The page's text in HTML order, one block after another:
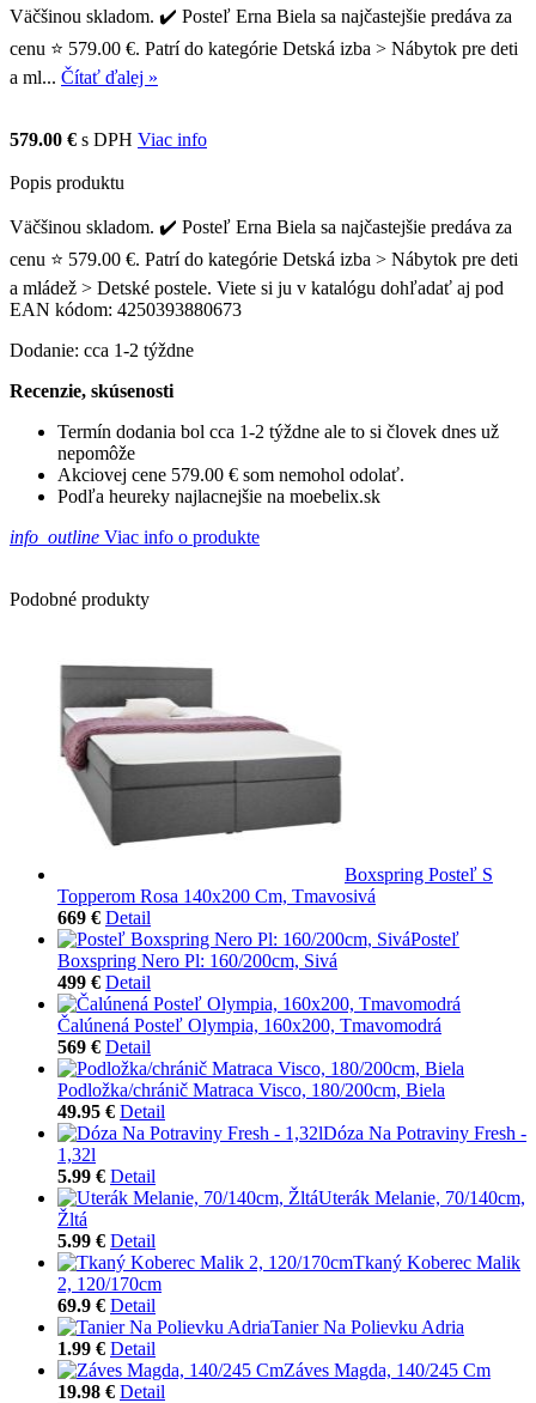
Väčšinou skladom. ✔️ Posteľ Erna Biela sa najčastejšie predáva za
cenu ⭐ 579.00 €. Patrí do kategórie Detská izba > Nábytok pre deti
a ml... Čítať ďalej »
579.00 € s DPH Viac info
Popis produktu
Väčšinou skladom. ✔️ Posteľ Erna Biela sa najčastejšie predáva za
cenu ⭐ 579.00 €. Patrí do kategórie Detská izba > Nábytok pre deti
a mládež > Detské postele. Viete si ju v katalógu dohľadať aj pod
EAN kódom: 4250393880673
Dodanie: cca 1-2 týždne
Recenzie, skúsenosti
Termín dodania bol cca 1-2 týždne ale to si človek dnes už
nepomôže
Akciovej cene 579.00 € som nemohol odolať.
Podľa heureky najlacnejšie na moebelix.sk
info_outline Viac info o produkte
Podobné produkty
Boxspring Posteľ S
Topperom Rosa 140x200 Cm, Tmavosivá
669 € Detail
Posteľ
Boxspring Nero Pl: 160/200cm, Sivá
499 € Detail
Čalúnená Posteľ Olympia, 160x200, Tmavomodrá
569 € Detail
Podložka/chránič Matraca Visco, 180/200cm, Biela
49.95 € Detail
Dóza Na Potraviny Fresh -
1,32l
5.99 € Detail
Uterák Melanie, 70/140cm,
Žltá
5.99 € Detail
Tkaný Koberec Malik
2, 120/170cm
69.9 € Detail
Tanier Na Polievku Adria
1.99 € Detail
Záves Magda, 140/245 Cm
19.98 € Detail